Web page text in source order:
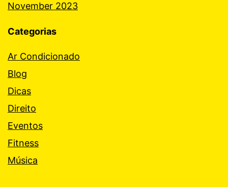
November 2023
Categorias
Ar Condicionado
Blog
Dicas
Direito
Eventos
Fitness
Música